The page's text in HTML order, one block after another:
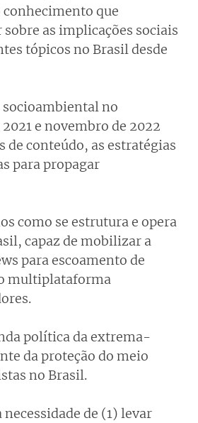
que
as implicações sociais
tópicos no Brasil desde
no
e novembro de 2022
conteúdo, as estratégias
para propagar
como se estrutura e opera
capaz de mobilizar a
para escoamento de
multiplataforma
política da extrema-
da proteção do meio
no Brasil.
de (1) levar